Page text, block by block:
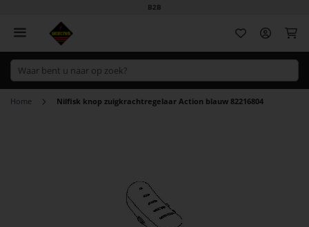
B2B
Home Nilfisk knop zuigkrachtregelaar Action blauw 82216804